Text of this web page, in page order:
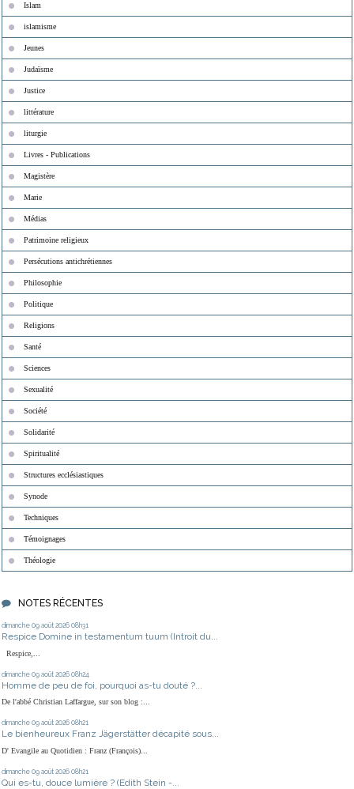
Islam
islamisme
Jeunes
Judaïsme
Justice
littérature
liturgie
Livres - Publications
Magistère
Marie
Médias
Patrimoine religieux
Persécutions antichrétiennes
Philosophie
Politique
Religions
Santé
Sciences
Sexualité
Société
Solidarité
Spiritualité
Structures ecclésiastiques
Synode
Techniques
Témoignages
Théologie
NOTES RÉCENTES
dimanche 09 août 2026 08h31
Respice Domine in testamentum tuum (Introit du...
Respice,...
dimanche 09 août 2026 08h24
Homme de peu de foi, pourquoi as-tu douté ?...
De l'abbé Christian Laffargue, sur son blog :...
dimanche 09 août 2026 08h21
Le bienheureux Franz Jägerstätter décapité sous...
D' Evangile au Quotidien : Franz (François)...
dimanche 09 août 2026 08h21
Qui es-tu, douce lumière ? (Edith Stein -...